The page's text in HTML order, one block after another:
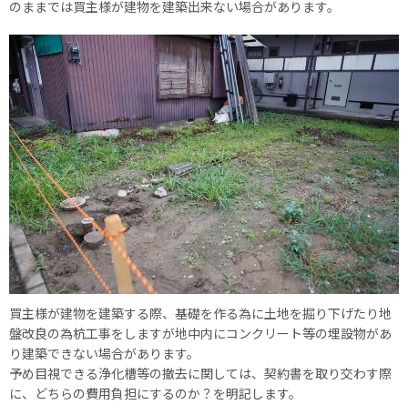
のままでは買主様が建物を建築出来ない場合があります。
買主様が建物を建築する際、基礎を作る為に土地を掘り下げたり地
盤改良の為杭工事をしますが地中内にコンクリート等の埋設物があ
り建築できない場合があります。
予め目視できる浄化槽等の撤去に関しては、契約書を取り交わす際
に、どちらの費用負担にするのか？を明記します。